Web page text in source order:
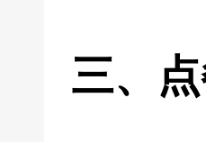
三、